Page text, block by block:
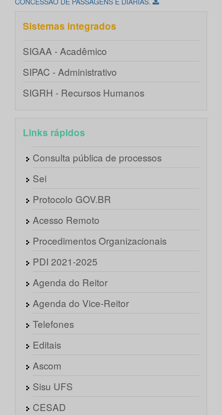
Sistemas integrados
SIGAA - Acadêmico
SIPAC - Administrativo
SIGRH - Recursos Humanos
Links rápidos
Consulta pública de processos
Sei
Protocolo GOV.BR
Acesso Remoto
Procedimentos Organizacionais
PDI 2021-2025
Agenda do Reitor
Agenda do Vice-Reitor
Telefones
Editais
Ascom
Sisu UFS
CESAD